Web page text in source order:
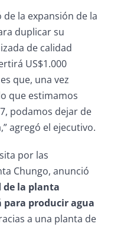
la expansión de la
duplicar su
de calidad
US$1.000
que, una vez
que estimamos
podamos dejar de
agregó el ejecutivo.
por las
Chungo, anunció
de la planta
producir agua
a una planta de